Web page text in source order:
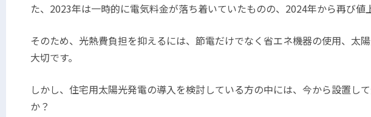
た、 2023年は一時的に電気料金が落ち着いていたものの、 2024年から再び値
そのため、光熱費負担を抑えるには、節電だけでなく省エネ機器の使用、太
大切です。
しかし、住宅用太陽光発電の導入を検討している方の中には、今から設置し
か？